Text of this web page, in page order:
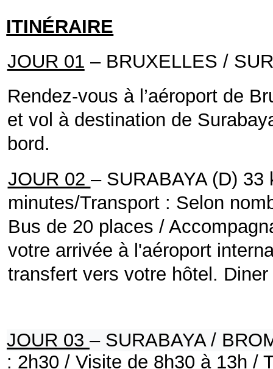
ITINÉRAIRE
JOUR 01 – BRUXELLES /
Rendez-vous à l’aéroport de
et vol à destination de
bord.
JOUR 02 – SURABAYA (D) 33
minutes/Transport : Selon
Bus de 20 places /
votre arrivée à l'aéroport
transfert vers votre hôtel. Diner
JOUR 03 – SURABAYA /
: 2h30 / Visite de 8h30 à 13h /